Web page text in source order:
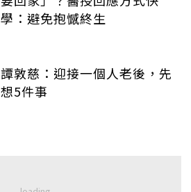
學：避免抱憾終生
譚敦慈：迎接一個人老後，先
想5件事